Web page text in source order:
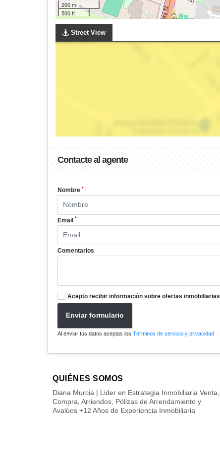
200 m
500 ft
Street View
Contacte al agente
Nombre *
Email *
Comentarios
Acepto recibir información sobre ofertas inmobiliarias
Enviar formulario
Al enviar tus datos aceptas los Términos de servicio y privacidad
QUIÉNES SOMOS
Diana Murcia | Lider en Estrategia Inmobiliaria Venta,
Compra, Arriendos, Pólizas de Arrendamiento y
Avalúos +12 Años de Experiencia Inmobiliaria